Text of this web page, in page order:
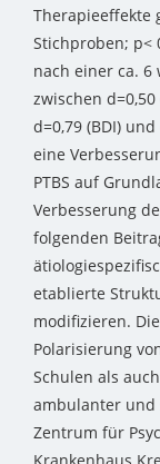
Therapieeffekte
Stichproben; p<
nach einer ca.
zwischen d=0,50
d=0,79 (BDI)
eine
PTBS auf
Verbesserung
folgenden
etablierte
modifizieren.
Polarisierung
Schulen als
ambulanter und
Zentrum für